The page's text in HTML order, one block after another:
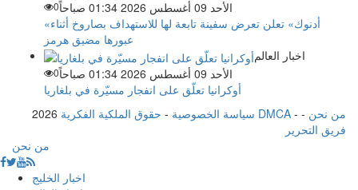
الأحد 09 أغسطس 2026 01:34 صباحاً
0
«أدنوك» تعلن تعرض سفينة تابعة لها للاستهداف بصاروخ أثناء
عبورها مضيق هرمز
اخبار العالم
الأحد 09 أغسطس 2026 01:34 صباحاً
0
أوكرانيا تعلّق على انفجار مسيّرة في بلغاريا
2026
سياسة الخصوصية - حقوق الملكية الفكرية DMCA - من نحن -
فريق التحرير
من نحن
اخبار الخليج